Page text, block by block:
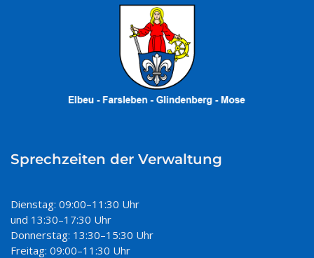
Sprechzeiten der Verwaltung
Dienstag: 09:00–11:30 Uhr
und 13:30–17:30 Uhr
Donnerstag: 13:30–15:30 Uhr
Freitag: 09:00–11:30 Uhr